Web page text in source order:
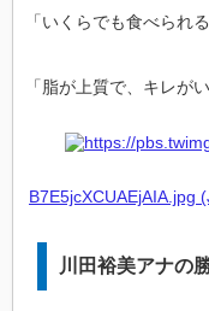
「いくらでも食べられる
「脂が上質で、キレがい
B7E5jcXCUAEjAIA.jpg
川田裕美アナの